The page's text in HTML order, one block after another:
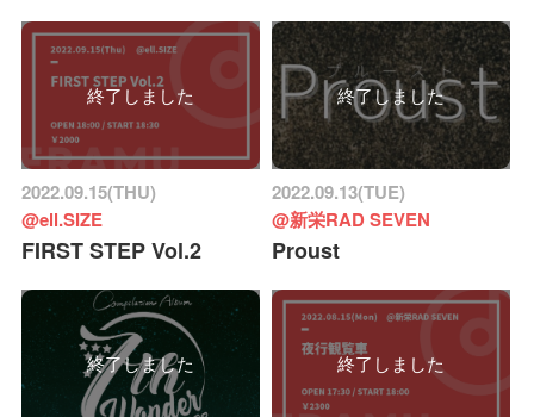
終了しました
2022.09.15(THU)
@ell.SIZE
FIRST STEP Vol.2
終了しました
2022.09.13(TUE)
@新栄RAD SEVEN
Proust
終了しました 終了しました